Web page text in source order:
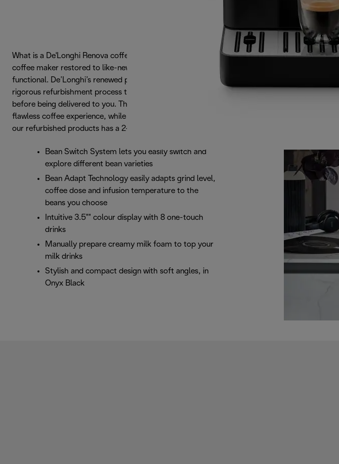
What is a De'Longhi Renova coffee maker? It is a used
coffee maker restored to like-new condition and 100%
functional. De’Longhi’s renewed products complete a
rigorous refurbishment process that includes several tests
before being delivered to you. The ideal way to enjoy a
flawless coffee experience, while reducing waste. Each of
our refurbished products has a 2-year warranty.
Bean Switch System lets you easily switch and
explore different bean varieties
Bean Adapt Technology easily adapts grind level,
coffee dose and infusion temperature to the
beans you choose
Intuitive 3.5"" colour display with 8 one-touch
drinks
Manually prepare creamy milk foam to top your
milk drinks
Stylish and compact design with soft angles, in
Onyx Black